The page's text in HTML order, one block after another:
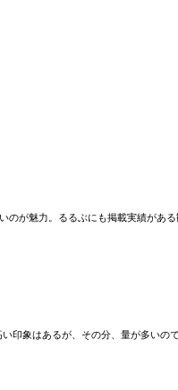
のが魅力。るるぶにも掲載実績があ
印象はあるが、その分、量が多いの